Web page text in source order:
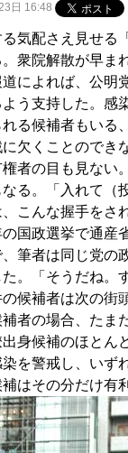
日 16:48
気配さえ見せる
。衆院解散が早ま
によれば、公明
よう支持した。感
る候補者もいる
欠くことのでき
者の目も見ない
る。「入れて（
こんな握手をさ
国政選挙で通産
筆者は同じ党の
た。「そうだね。
の候補者は次の街
者の場合、たま
身候補のほとん
を警戒し、いず
はその分だけ有